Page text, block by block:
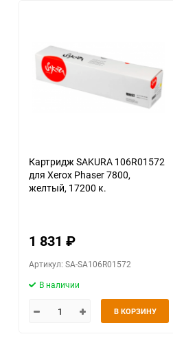
Картридж SAKURA 106R01572
для Xerox Phaser 7800,
желтый, 17200 к.
1 831 ₽
Артикул: SA-SA106R01572
В наличии
В КОРЗИНУ